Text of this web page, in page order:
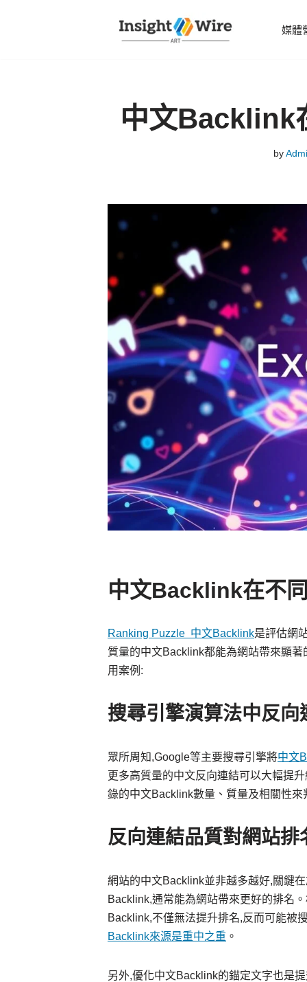
媒體
中文Backlink
by
中文Backlink在不
Ranking Puzzle 中文Backlink是評估網
質量的中文Backlink都能為網站帶來顯
用案例:
搜尋引擎演算法中反向
眾所周知,Google等主要搜尋引擎將中文
更多高質量的中文反向連結可以大幅提
錄的中文Backlink數量、質量及相關性
反向連結品質對網站排
網站的中文Backlink並非越多越好,關鍵
Backlink,通常能為網站帶來更好的排名
Backlink,不僅無法提升排名,反而可能被
Backlink來源是重中之重 。
另外,優化中文Backlink的錨定文字也是